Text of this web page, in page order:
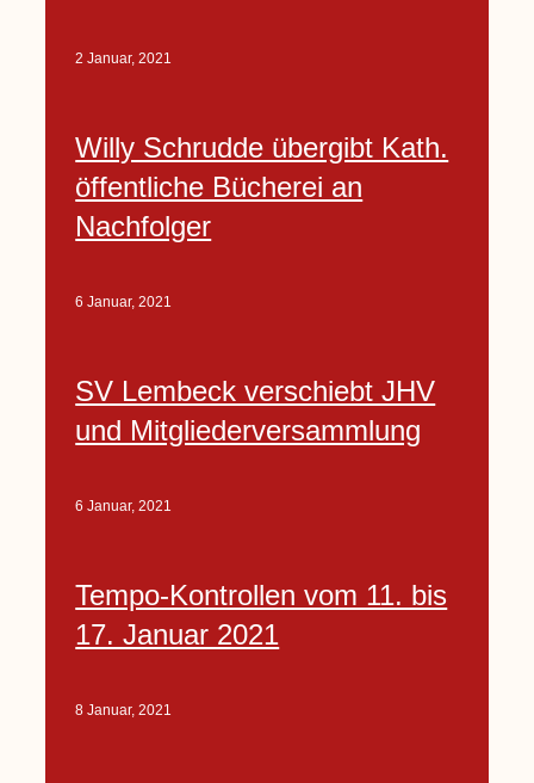
2 Januar, 2021
Willy Schrudde übergibt Kath.
öffentliche Bücherei an
Nachfolger
6 Januar, 2021
SV Lembeck verschiebt JHV
und Mitgliederversammlung
6 Januar, 2021
Tempo-Kontrollen vom 11. bis
17. Januar 2021
8 Januar, 2021